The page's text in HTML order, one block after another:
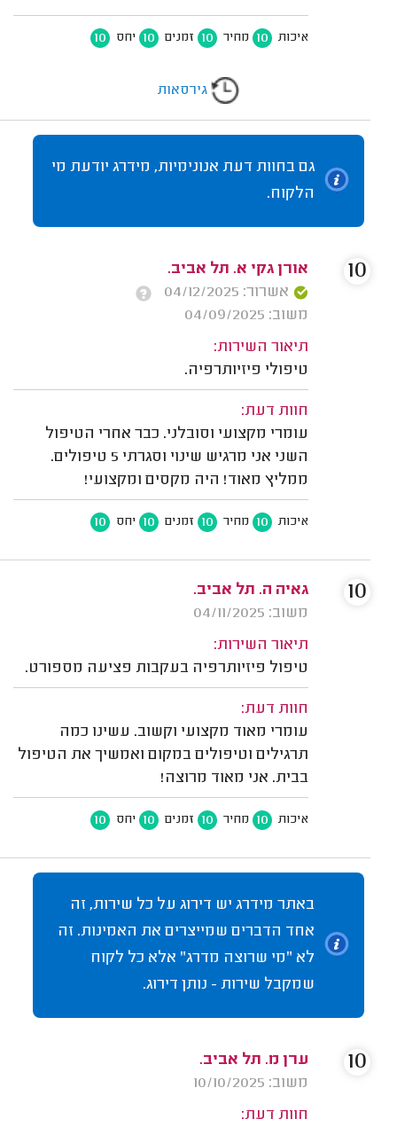
איכות 10 מחיר 10 זמנים 10 יחס 10
גירסאות
גם בחוות דעת אנונימיות, מידרג יודעת מי
הלקוח.
אורן גקי א. תל אביב.
אשרור: 04/12/2025
משוב: 04/09/2025
תיאור השירות:
טיפולי פיזיותרפיה.
חוות דעת:
עומרי מקצועי וסובלני. כבר אחרי הטיפול
השני אני מרגיש שינוי וסגרתי 5 טיפולים.
ממליץ מאוד! היה מקסים ומקצועי!
איכות 10 מחיר 10 זמנים 10 יחס 10
10
גאיה ה. תל אביב.
משוב: 04/11/2025
תיאור השירות:
טיפול פיזיותרפיה בעקבות פציעה מספורט.
חוות דעת:
עומרי מאוד מקצועי וקשוב. עשינו כמה
תרגילים וטיפולים במקום ואמשיך את הטיפול
בבית. אני מאוד מרוצה!
איכות 10 מחיר 10 זמנים 10 יחס 10
10
באתר מידרג יש דירוג על כל שירות, זה
אחד הדברים שמייצרים את האמינות. זה
לא "מי שרוצה מדרג" אלא כל לקוח
שמקבל שירות - נותן דירוג.
ערן מ. תל אביב.
משוב: 10/10/2025
חוות דעת:
10